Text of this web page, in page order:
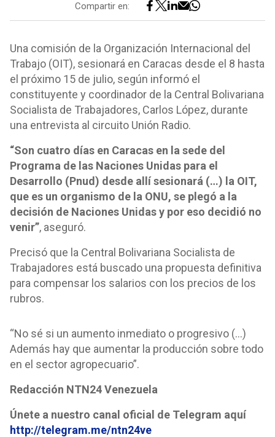
Compartir en:
Una comisión de la Organización Internacional del
Trabajo (OIT), sesionará en Caracas desde el 8 hasta
el próximo 15 de julio, según informó el
constituyente y coordinador de la Central Bolivariana
Socialista de Trabajadores, Carlos López, durante
una entrevista al circuito Unión Radio.
“Son cuatro días en Caracas en la sede del
Programa de las Naciones Unidas para el
Desarrollo (Pnud) desde allí sesionará (…) la OIT,
que es un organismo de la ONU, se plegó a la
decisión de Naciones Unidas y por eso decidió no
venir”, aseguró.
Precisó que la Central Bolivariana Socialista de
Trabajadores está buscado una propuesta definitiva
para compensar los salarios con los precios de los
rubros.
“No sé si un aumento inmediato o progresivo (…)
Además hay que aumentar la producción sobre todo
en el sector agropecuario”.
Redacción NTN24 Venezuela
Únete a nuestro canal oficial de Telegram aquí
http://telegram.me/ntn24ve